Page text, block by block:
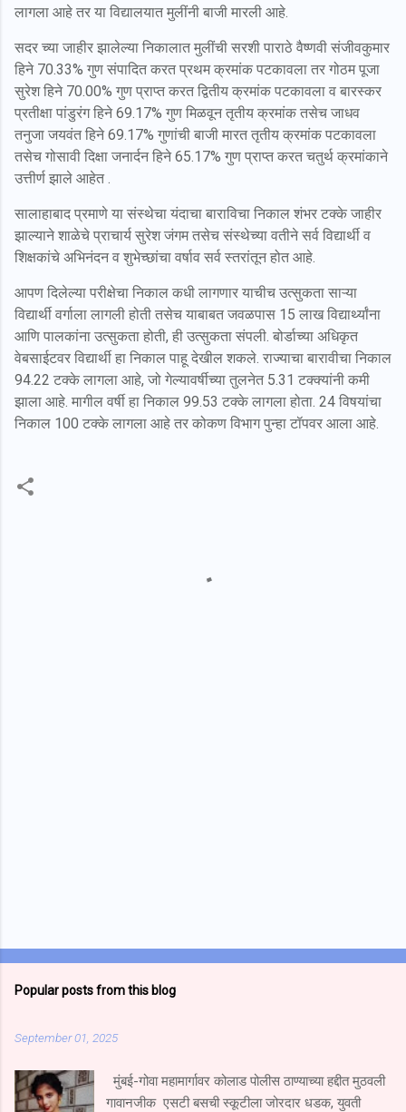
लागला आहे तर या विद्यालयात मुलींनी बाजी मारली आहे.
सदर च्या जाहीर झालेल्या निकालात मुलींची सरशी पाराठे वैष्णवी संजीवकुमार
हिने 70.33% गुण संपादित करत प्रथम क्रमांक पटकावला तर गोठम पूजा
सुरेश हिने 70.00% गुण प्राप्त करत द्वितीय क्रमांक पटकावला व बारस्कर
प्रतीक्षा पांडुरंग हिने 69.17% गुण मिळवून तृतीय क्रमांक तसेच जाधव
तनुजा जयवंत हिने 69.17% गुणांची बाजी मारत तृतीय क्रमांक पटकावला
तसेच गोसावी दिक्षा जनार्दन हिने 65.17% गुण प्राप्त करत चतुर्थ क्रमांकाने
उत्तीर्ण झाले आहेत .
सालाहाबाद प्रमाणे या संस्थेचा यंदाचा बाराविचा निकाल शंभर टक्के जाहीर
झाल्याने शाळेचे प्राचार्य सुरेश जंगम तसेच संस्थेच्या वतीने सर्व विद्यार्थी व
शिक्षकांचे अभिनंदन व शुभेच्छांचा वर्षाव सर्व स्तरांतून होत आहे.
आपण दिलेल्या परीक्षेचा निकाल कधी लागणार याचीच उत्सुकता साऱ्या
विद्यार्थी वर्गाला लागली होती तसेच याबाबत जवळपास 15 लाख विद्यार्थ्यांना
आणि पालकांना उत्सुकता होती, ही उत्सुकता संपली. बोर्डाच्या अधिकृत
वेबसाईटवर विद्यार्थी हा निकाल पाहू देखील शकले. राज्याचा बारावीचा निकाल
94.22 टक्के लागला आहे, जो गेल्यावर्षीच्या तुलनेत 5.31 टक्क्यांनी कमी
झाला आहे. मागील वर्षी हा निकाल 99.53 टक्के लागला होता. 24 विषयांचा
निकाल 100 टक्के लागला आहे तर कोकण विभाग पुन्हा टॉपवर आला आहे.
Popular posts from this blog
September 01, 2025
मुंबई-गोवा महामार्गावर कोलाड पोलीस ठाण्याच्या हद्दीत मुठवली
गावानजीक एसटी बसची स्कूटीला जोरदार धडक, युवती